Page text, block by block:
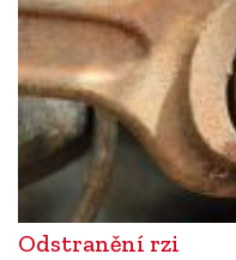
Odstranění rzi